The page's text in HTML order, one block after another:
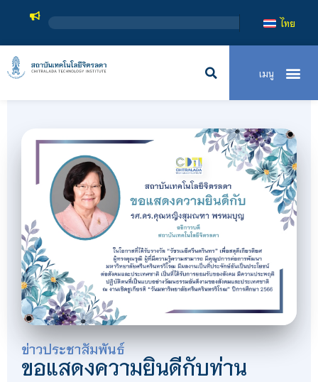
สถาบันเทค
ไทย
ข่าวประชาสัมพันธ์
ขอแสดงความยินดีกับท่าน